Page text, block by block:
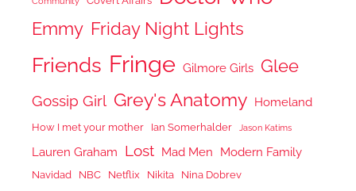
Emmy Friday Night Lights
Friends Fringe Gilmore Girls Glee
Gossip Girl Grey's Anatomy Homeland
How I met your mother Ian Somerhalder Jason Katims
Lauren Graham Lost Mad Men Modern Family
Navidad NBC Netflix Nikita Nina Dobrev